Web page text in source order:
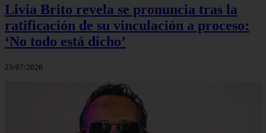
Livia Brito revela se pronuncia tras la
ratificación de su vinculación a proceso:
‘No todo está dicho’
23/07/2026